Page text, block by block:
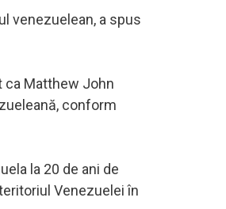
venezuelean, a spus
ca Matthew John
conform
la 20 de ani de
Venezuelei în